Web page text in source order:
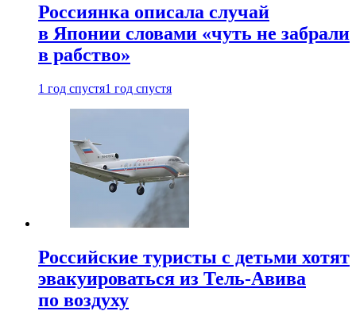
Россиянка описала случай
в Японии словами «чуть не забрали
в рабство»
1 год спустя1 год спустя
Российские туристы с детьми хотят
эвакуироваться из Тель-Авива
по воздуху